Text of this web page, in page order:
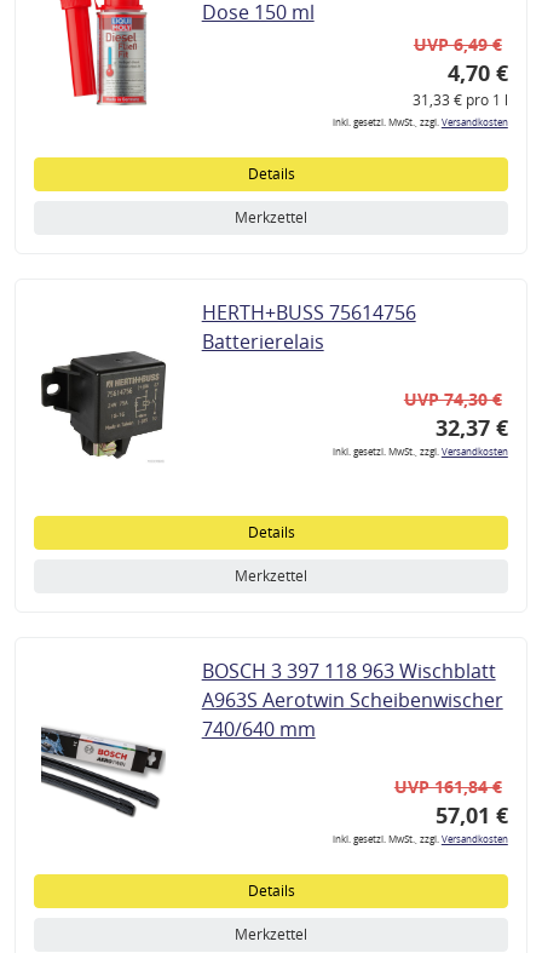
Dose 150 ml
UVP 6,49 €
4,70 €
31,33 € pro 1 l
inkl. gesetzl. MwSt., zzgl.Versandkosten
Details
Merkzettel
HERTH+BUSS 75614756
Batterierelais
UVP 74,30 €
32,37 €
inkl. gesetzl. MwSt., zzgl.Versandkosten
Details
Merkzettel
BOSCH 3 397 118 963 Wischblatt
A963S Aerotwin Scheibenwischer
740/640 mm
UVP 161,84 €
57,01 €
inkl. gesetzl. MwSt., zzgl.Versandkosten
Details
Merkzettel